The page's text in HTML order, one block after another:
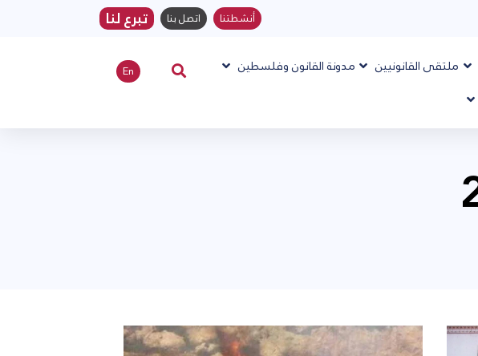
أنشطتنا اتصل بنا تبرع لنا
ملتقى القانونيين مدونة القانون وفلسطين En